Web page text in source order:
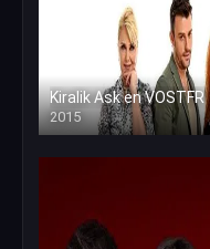
Kiralik Ask en VOSTFR
2015